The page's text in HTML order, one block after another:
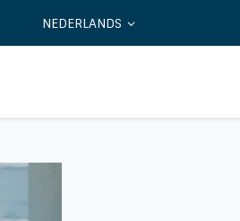
NEDERLANDS